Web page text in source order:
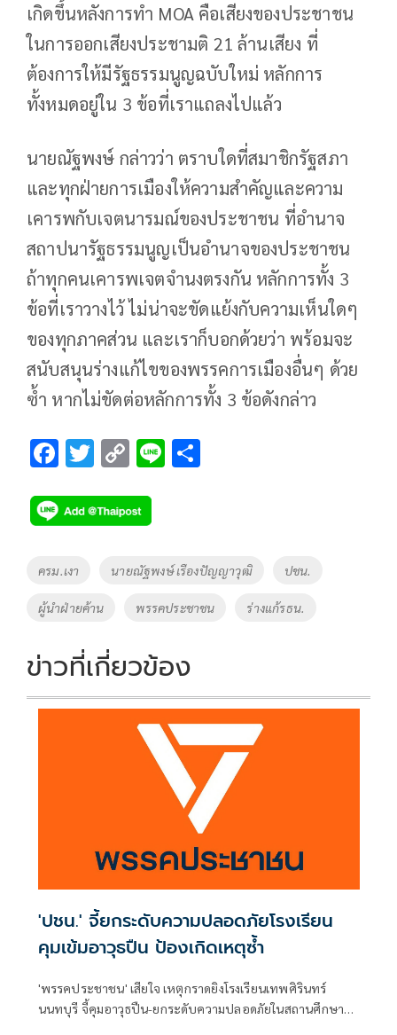
เกิดขึ้นหลังการทำ MOA คือเสียงของประชาชน
ในการออกเสียงประชามติ 21 ล้านเสียง ที่
ต้องการให้มีรัฐธรรมนูญฉบับใหม่ หลักการ
ทั้งหมดอยู่ใน 3 ข้อที่เราแถลงไปแล้ว
นายณัฐพงษ์ กล่าวว่า ตราบใดที่สมาชิกรัฐสภา
และทุกฝ่ายการเมืองให้ความสำคัญและความ
เคารพกับเจตนารมณ์ของประชาชน ที่อำนาจ
สถาปนารัฐธรรมนูญเป็นอำนาจของประชาชน
ถ้าทุกคนเคารพเจตจำนงตรงกัน หลักการทั้ง 3
ข้อที่เราวางไว้ ไม่น่าจะขัดแย้งกับความเห็นใดๆ
ของทุกภาคส่วน และเราก็บอกด้วยว่า พร้อมจะ
สนับสนุนร่างแก้ไขของพรรคการเมืองอื่นๆ ด้วย
ซ้ำ หากไม่ขัดต่อหลักการทั้ง 3 ข้อดังกล่าว
F
e
b
o
o
k
T
tt
er
C
p
y
Li
k
Li
Tags
ครม.เงา นายณัฐพงษ์ เรืองปัญญาวุฒิ ปชน.
ผู้นำฝ่ายค้าน พรรคประชาชน ร่างแก้รธน.
ข่าวที่เกี่ยวข้อง
'ปชน.' จี้ยกระดับความปลอดภัยโรงเรียน
คุมเข้มอาวุธปืน ป้องเกิดเหตุซ้ำ
'พรรคประชาชน' เสียใจ เหตุกราดยิงโรงเรียนเทพศิรินทร์
นนทบุรี จี้คุมอาวุธปืน-ยกระดับความปลอดภัยในสถานศึกษา